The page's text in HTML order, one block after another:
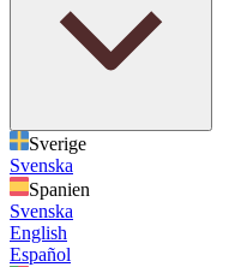
Sverige
Svenska
Spanien
Svenska
English
Español